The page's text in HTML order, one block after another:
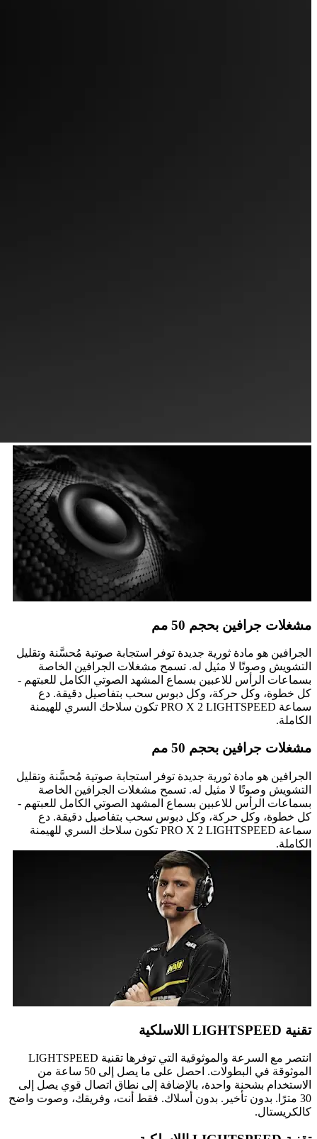
مشغلات جرافين بحجم 50 مم
الجرافين هو مادة ثورية جديدة توفر استجابة صوتية مُحسَّنة وتقليل
التشويش وصوتًا لا مثيل له. تسمح مشغلات الجرافين الخاصة
بسماعات الرأس للاعبين بسماع المشهد الصوتي الكامل للعبتهم -
كل خطوة، وكل حركة، وكل دبوس سحب بتفاصيل دقيقة. دع
سماعة PRO X 2 LIGHTSPEED تكون سلاحك السري للهيمنة
الكاملة.
مشغلات جرافين بحجم 50 مم
الجرافين هو مادة ثورية جديدة توفر استجابة صوتية مُحسَّنة وتقليل
التشويش وصوتًا لا مثيل له. تسمح مشغلات الجرافين الخاصة
بسماعات الرأس للاعبين بسماع المشهد الصوتي الكامل للعبتهم -
كل خطوة، وكل حركة، وكل دبوس سحب بتفاصيل دقيقة. دع
سماعة PRO X 2 LIGHTSPEED تكون سلاحك السري للهيمنة
الكاملة.
تقنية LIGHTSPEED اللاسلكية
انتصر مع السرعة والموثوقية التي توفرها تقنية LIGHTSPEED
الموثوقة في البطولات. احصل على ما يصل إلى 50 ساعة من
الاستخدام بشحنة واحدة، بالإضافة إلى نطاق اتصال قوي يصل إلى
30 مترًا. بدون تأخير. بدون أسلاك. فقط أنت، وفريقك، وصوت واضح
كالكريستال.